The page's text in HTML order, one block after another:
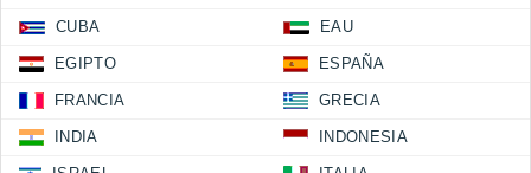
CUBA EAU
EGIPTO ESPAÑA
FRANCIA GRECIA
INDIA INDONESIA